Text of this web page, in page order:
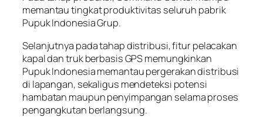
memantau tingkat produktivitas seluruh pabrik
Pupuk Indonesia Grup.
Selanjutnya pada tahap distribusi, fitur pelacakan
kapal dan truk berbasis GPS memungkinkan
Pupuk Indonesia memantau pergerakan distribusi
di lapangan, sekaligus mendeteksi potensi
hambatan maupun penyimpangan selama proses
pengangkutan berlangsung.